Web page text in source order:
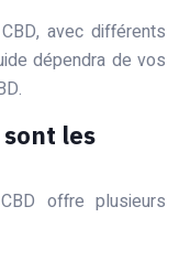
avec différents
dépendra de vos
les
offre plusieurs